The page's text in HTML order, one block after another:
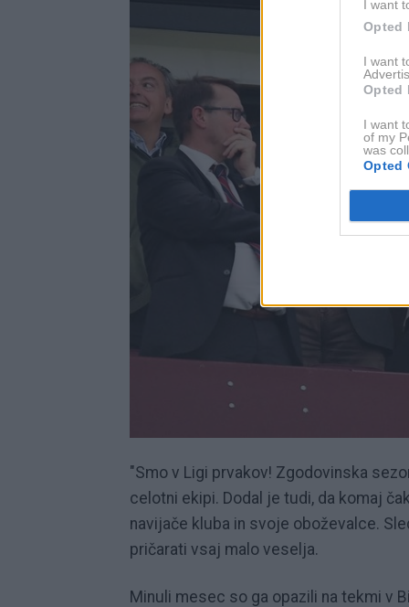
I want
Opted
I want
Opted
I want
of my
was
Opted
"Smo v Ligi prvakov! Zgodovinska
celotni ekipi. Dodal je tudi, da komaj
navijače kluba in svoje oboževalce.
pričarati vsaj malo veselja.
Minuli mesec so ga opazili na tekmi v